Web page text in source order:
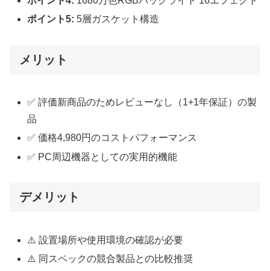
ポイント5: 5層ガスケット構造
メリット
✅ 評価新商品のためレビューなし（1+1年保証）の製
品
✅ 価格4,980円のコストパフォーマンス
✅ PC周辺機器としての実用的機能
デメリット
⚠️ 設置場所や使用環境の確認が必要
⚠️ 同スペックの競合製品との比較推奨